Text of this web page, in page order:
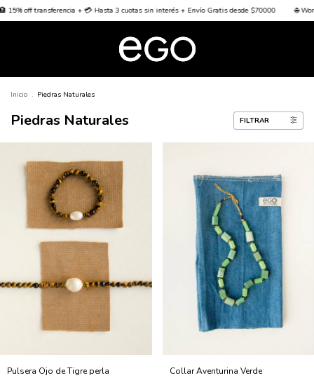
+ 💳 Hasta 3 cuotas sin interés + Envío Gratis desde $70000 🌐 Worldwide Shipping 🌐
Inicio . Piedras Naturales
Piedras Naturales FILTRAR
Pulsera Ojo de Tigre perla Collar Aventurina Verde